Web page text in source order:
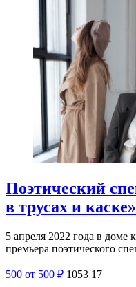
Поэтический
в трусах и каске»
5 апреля 2022 года в доме
премьера поэтического
500 от 500 ₽ 1053 17